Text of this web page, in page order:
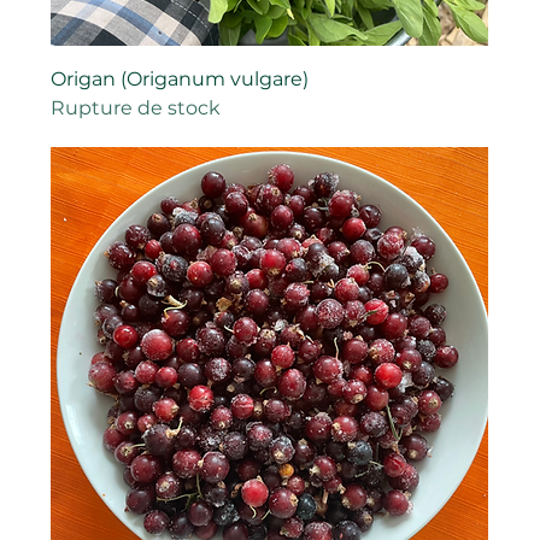
Origan (Origanum vulgare)
Rupture de stock